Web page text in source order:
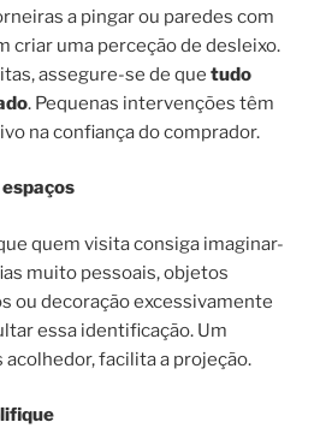
a pingar ou paredes com
criar uma perceção de desleixo.
assegure-se de que tudo
. Pequenas intervenções têm
na confiança do comprador.
quem visita consiga imaginar-
muito pessoais, objetos
ou decoração excessivamente
essa identificação. Um
facilita a projeção.